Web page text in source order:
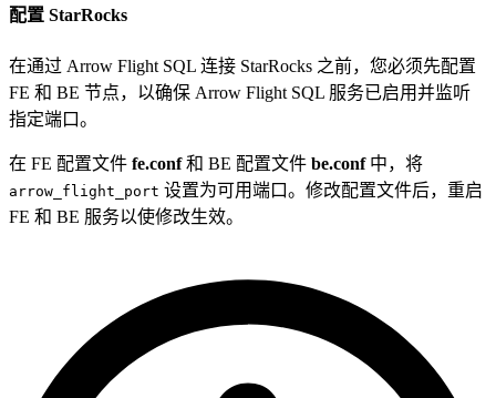
配置 StarRocks
在通过 Arrow Flight SQL 连接 StarRocks 之前，您必须先配置
FE 和 BE 节点，以确保 Arrow Flight SQL 服务已启用并监听
指定端口。
在 FE 配置文件 fe.conf和 BE 配置文件 be.conf中，将
arrow_flight_port 设置为可用端口。修改配置文件后，重启
FE 和 BE 服务以使修改生效。